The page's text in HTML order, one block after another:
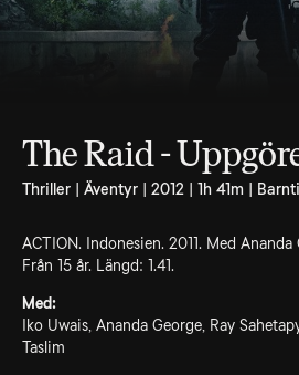
The Raid -
Thriller | Äventyr | 2012 | 1h 41m |
ACTION. Indonesien. 2011. Med
Från 15 år. Längd: 1.41.
Med:
Iko Uwais, Ananda George, Ray
Taslim